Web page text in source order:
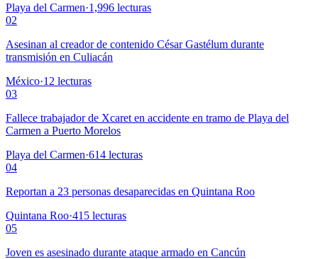
Playa del Carmen·1,996 lecturas
02
Asesinan al creador de contenido César Gastélum durante
transmisión en Culiacán
México·12 lecturas
03
Fallece trabajador de Xcaret en accidente en tramo de Playa del
Carmen a Puerto Morelos
Playa del Carmen·614 lecturas
04
Reportan a 23 personas desaparecidas en Quintana Roo
Quintana Roo·415 lecturas
05
Joven es asesinado durante ataque armado en Cancún